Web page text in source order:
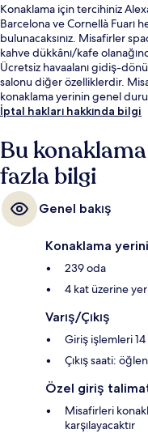
Konaklama için tercihiniz
Barcelona ve Cornellà Fuarı
bulunacaksınız. Misafirler
kahve dükkânı/kafe
Ücretsiz havaalanı gidiş-
salonu diğer özelliklerdir.
konaklama yerinin genel
İptal hakları hakkında bilgi
Bu
fazla bilgi
Genel bakış
Konaklama
239 oda
4 kat üzerine
Varış/Çıkış
Giriş işlemleri 14
Çıkış saati: öğlen
Özel giriş
Misafirleri
karşılayacaktır